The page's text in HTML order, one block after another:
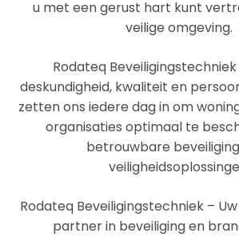
u met een gerust hart kunt
veilige omgeving.
Rodateq
deskundigheid, kwaliteit en
zetten ons iedere dag in om
organisaties optimaal te
betrouwbare
Rodateq Beveiligingstechniek –
partner in beveiliging en